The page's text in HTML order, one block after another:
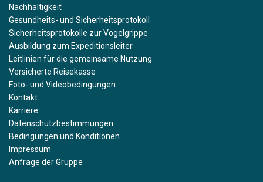
Nachhaltigkeit
Gesundheits- und Sicherheitsprotokoll
Sicherheitsprotokolle zur Vogelgrippe
Ausbildung zum Expeditionsleiter
Leitlinien für die gemeinsame Nutzung
Versicherte Reisekasse
Foto- und Videobedingungen
Kontakt
Karriere
Datenschutzbestimmungen
Bedingungen und Konditionen
Impressum
Anfrage der Gruppe